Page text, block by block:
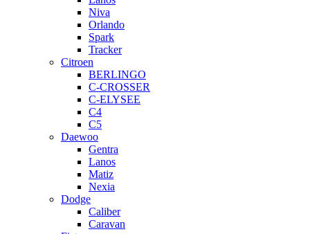
Niva
Orlando
Spark
Tracker
Citroen
BERLINGO
C-CROSSER
C-ELYSEE
C4
C5
Daewoo
Gentra
Lanos
Matiz
Nexia
Dodge
Caliber
Caravan